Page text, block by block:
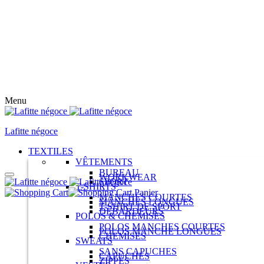
Menu
Lafitte négoce
TEXTILES
VÊTEMENTS
BUREAU
WORKWEAR
SPORT
T-SHIRTS
MANCHES COURTES
MANCHES LONGUES
T-SHIRT DE SPORT
DÉBARDEURS
POLOS & CHEMISES
POLOS MANCHES COURTES
POLOS MANCHE LONGUES
CHEMISES
SWEATS
SANS CAPUCHES
CAPUCHES
ZIPPÉS
Panier